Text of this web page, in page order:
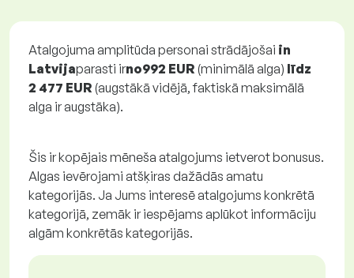
Atalgojuma amplitūda personai strādājošai in
Latvijaparasti irno992 EUR (minimālā alga) līdz
2 477 EUR (augstākā vidējā, faktiskā maksimālā
alga ir augstāka).
Šis ir kopējais mēneša atalgojums ietverot bonusus.
Algas ievērojami atšķiras dažādās amatu
kategorijās. Ja Jums interesē atalgojums konkrētā
kategorijā, zemāk ir iespējams aplūkot informāciju
algām konkrētās kategorijās.